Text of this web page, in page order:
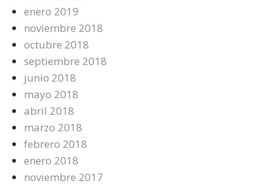
enero 2019
noviembre 2018
octubre 2018
septiembre 2018
junio 2018
mayo 2018
abril 2018
marzo 2018
febrero 2018
enero 2018
noviembre 2017